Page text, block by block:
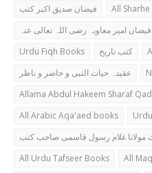
فیضان صدیق اکبر کتب
All
فیضان امیر معاویہ رضی اللہ تعالی عنہ
Urdu Fiqh Books
کتب تاریخ
عقیدہ حیات النبی و حاضر و ناظر
Allama Abdul Hakeem Sharaf
All Arabic Aqa'aed books
مولانا غلام رسول قاسمی صاحب کتب
All Urdu Tafseer Books
All